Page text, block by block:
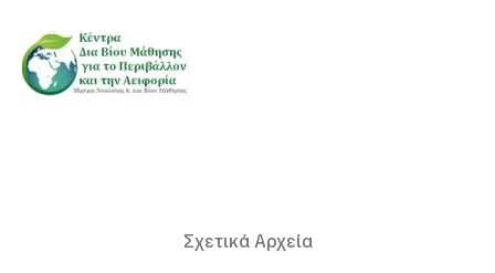
Σχετικά Αρχεία